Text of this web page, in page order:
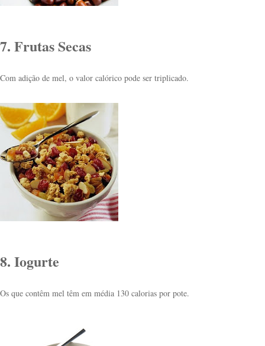
7. Frutas Secas
Com adição de mel, o valor calórico pode ser triplicado.
8. Iogurte
Os que contêm mel têm em média 130 calorias por pote.